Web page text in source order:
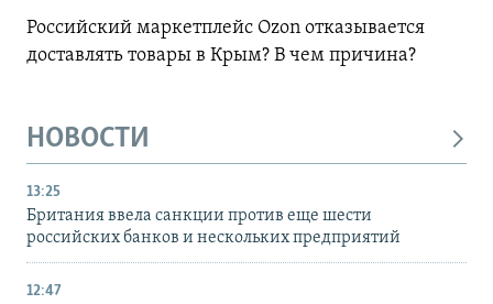
Российский маркетплейс Ozon отказывается
доставлять товары в Крым? В чем причина?
НОВОСТИ
13:25
Британия ввела санкции против еще шести
российских банков и нескольких предприятий
12:47